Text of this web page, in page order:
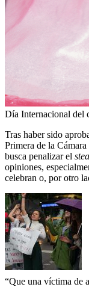
Día Internacional del
Tras haber sido
Primera de la
busca penalizar el
opiniones,
celebran o, por otro
“Que una víctima de